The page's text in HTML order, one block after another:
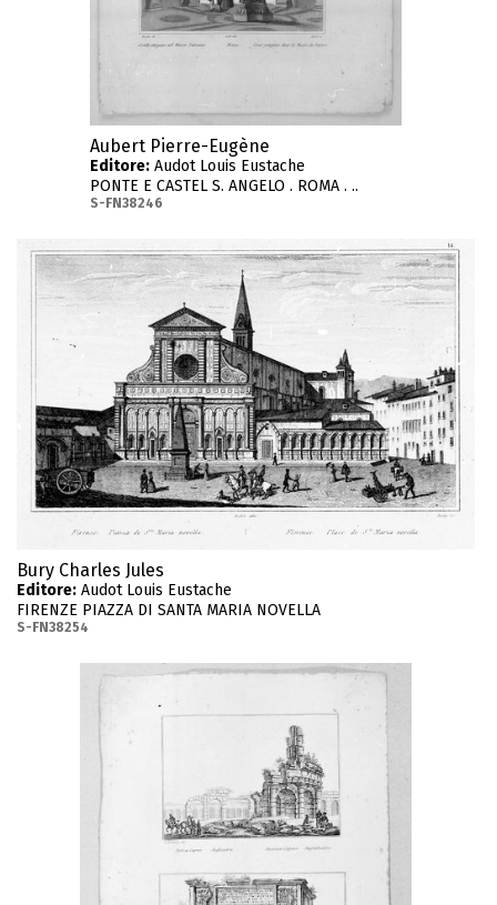
Aubert Pierre-Eugène
Editore: Audot Louis Eustache
PONTE E CASTEL S. ANGELO . ROMA . ..
S-FN38246
Bury Charles Jules
Editore: Audot Louis Eustache
FIRENZE PIAZZA DI SANTA MARIA NOVELLA
S-FN38254